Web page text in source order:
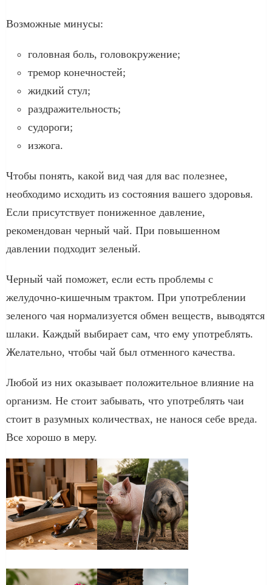
Возможные минусы:
головная боль, головокружение;
тремор конечностей;
жидкий стул;
раздражительность;
судороги;
изжога.
Чтобы понять, какой вид чая для вас полезнее,
необходимо исходить из состояния вашего здоровья.
Если присутствует пониженное давление,
рекомендован черный чай. При повышенном
давлении подходит зеленый.
Черный чай поможет, если есть проблемы с
желудочно-кишечным трактом. При употреблении
зеленого чая нормализуется обмен веществ, выводятся
шлаки. Каждый выбирает сам, что ему употреблять.
Желательно, чтобы чай был отменного качества.
Любой из них оказывает положительное влияние на
организм. Не стоит забывать, что употреблять чаи
стоит в разумных количествах, не нанося себе вреда.
Все хорошо в меру.